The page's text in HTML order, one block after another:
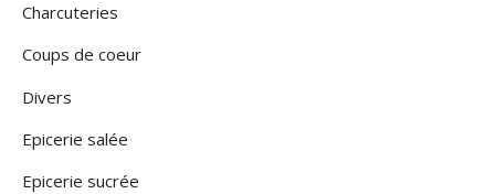
Charcuteries
Coups de coeur
Divers
Epicerie salée
Epicerie sucrée